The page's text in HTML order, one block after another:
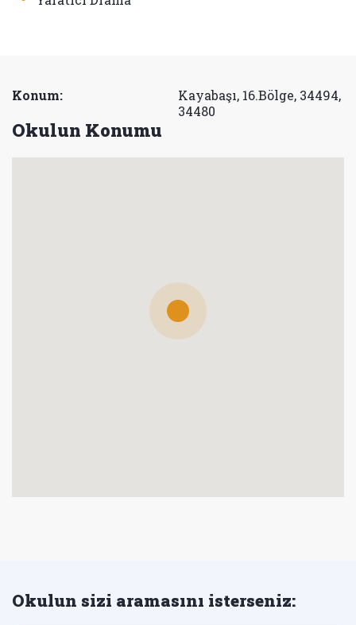
Konum:
Kayabaşı, 16.Bölge, 34494,
34480
Okulun Konumu
Okulun sizi aramasını isterseniz: